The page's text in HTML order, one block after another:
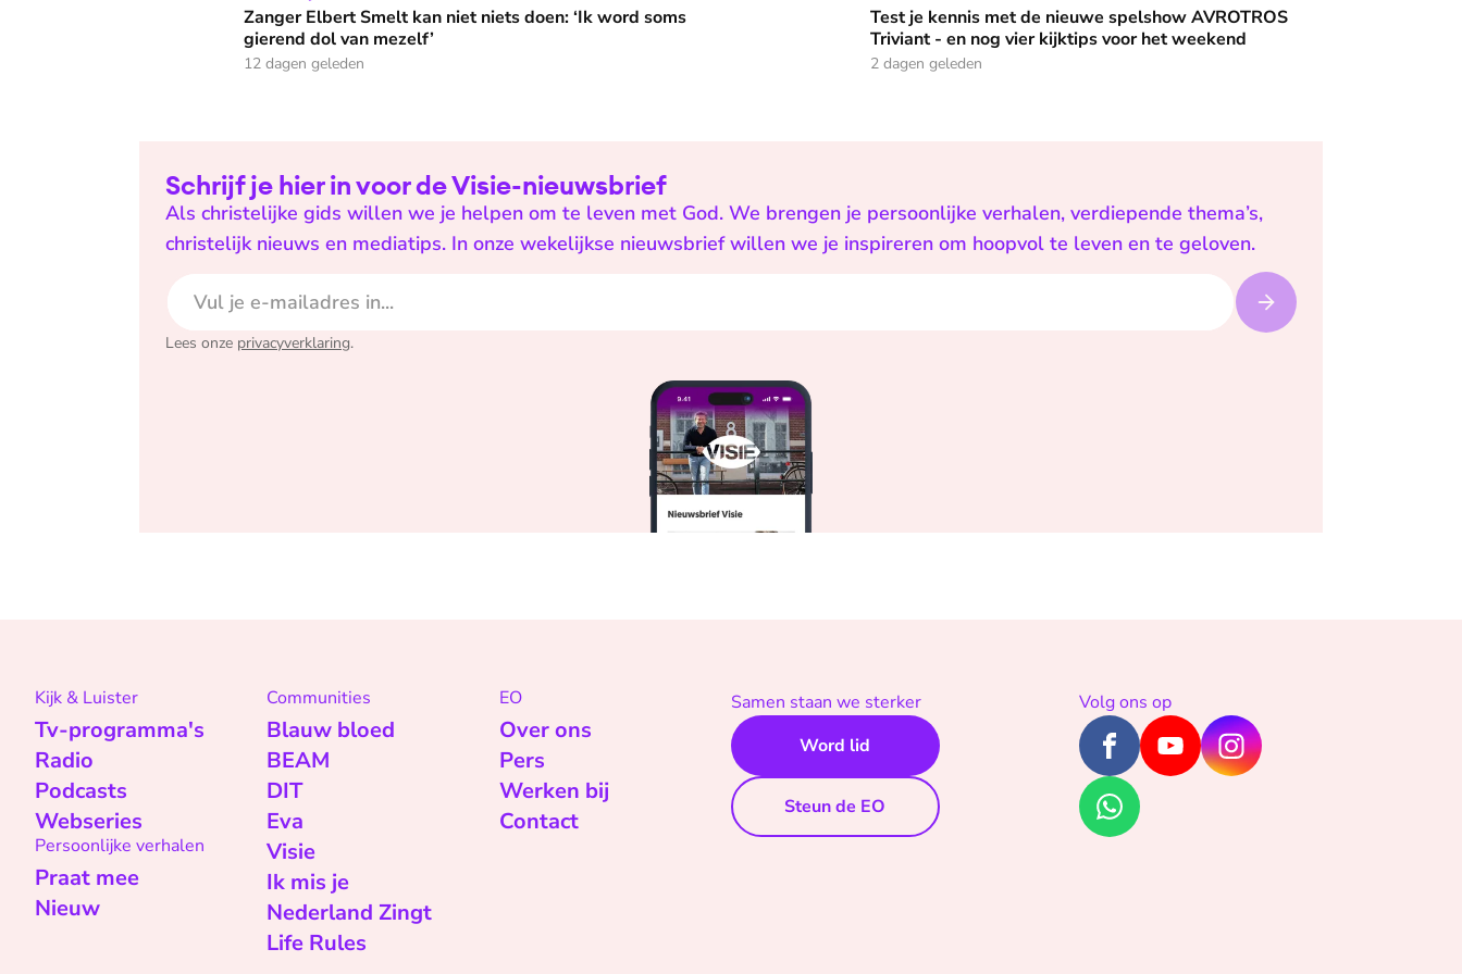
Zanger Elbert Smelt kan niet niets doen: ‘Ik word soms
gierend dol van mezelf’
12 dagen geleden
Test je kennis met de nieuwe spelshow AVROTROS Triviant - en nog vier kijktips voor
Test je kennis met de nieuwe spelshow AVROTROS
Triviant - en nog vier kijktips voor het weekend
2 dagen geleden
Schrijf je hier in voor de Visie-nieuwsbrief
Als christelijke gids willen we je helpen om te leven met God. We brengen je persoonlijke verhalen, verdiepende thema’s,
christelijk nieuws en mediatips. In onze wekelijkse nieuwsbrief willen we je inspireren om hoopvol te leven en te geloven.
Lees onze privacyverklaring.
Kijk & Luister
Tv-programma's
Radio
Podcasts
Webseries
Persoonlijke verhalen
Praat mee
Nieuw
Communities
Blauw bloed
BEAM
DIT
Eva
Visie
Ik mis je
Nederland Zingt
Life Rules
EO
Over ons
Pers
Werken bij
Contact
Samen staan we sterker
Word lid
Steun de EO
Volg ons op